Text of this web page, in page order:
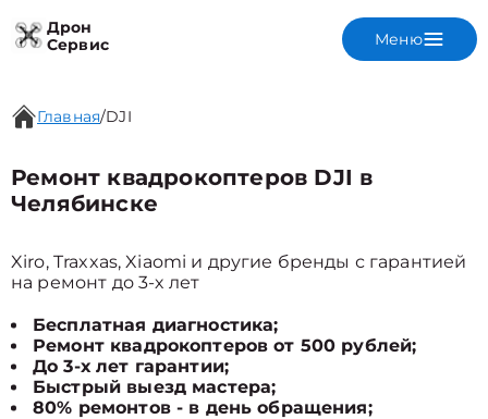
Дрон
Сервис
Меню
Главная/DJI
Ремонт квадрокоптеров DJI в
Челябинске
Xiro, Traxxas, Xiaomi и другие бренды с гарантией
на ремонт до 3-х лет
Бесплатная диагностика;
Ремонт квадрокоптеров от 500 рублей;
До 3-х лет гарантии;
Быстрый выезд мастера;
80% ремонтов - в день обращения;